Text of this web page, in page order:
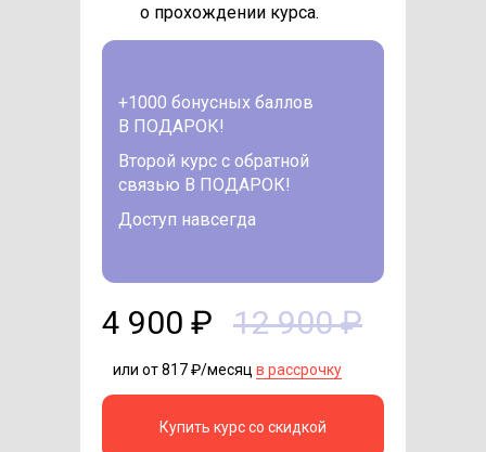
о прохождении курса.
или от 817 ₽/месяц в рассрочку
12 900 ₽
4 900 ₽
Купить курс со скидкой
+1000 бонусных баллов
В ПОДАРОК!
Доступ навсегда
Второй курс с обратной
связью В ПОДАРОК!